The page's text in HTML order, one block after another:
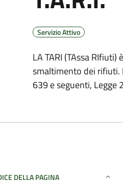
Servizio Attivo
LA TARI (TAssa
smaltimento dei rifiuti.
639 e seguenti, Legge
DELLA PAGINA